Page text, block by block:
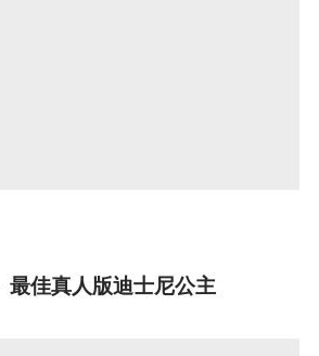
最佳真人版迪士尼公主